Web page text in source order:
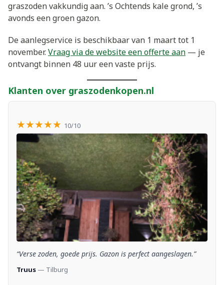
graszoden vakkundig aan. ’s Ochtends kale grond, ’s
avonds een groen gazon.
De aanlegservice is beschikbaar van 1 maart tot 1
november.Vraag via de website een offerte aan — je
ontvangt binnen 48 uur een vaste prijs.
Klanten over graszodenkopen.nl
★★★★★ 10/10
“Verse zoden, goede prijs. Gazon is perfect aangeslagen.”
Truus — Tilburg